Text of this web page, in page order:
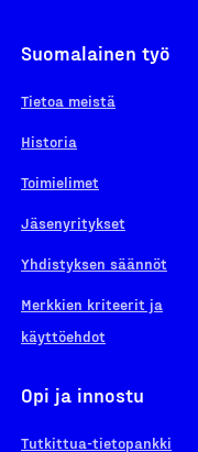
Suomalainen työ
Tietoa meistä
Historia
Toimielimet
Jäsenyritykset
Yhdistyksen säännöt
Merkkien kriteerit ja
käyttöehdot
Opi ja innostu
Tutkittua-tietopankki